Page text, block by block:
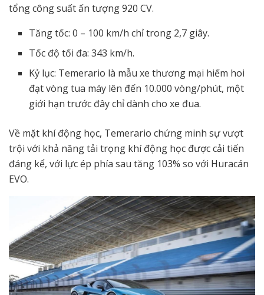
tổng công suất ấn tượng 920 CV.
Tăng tốc: 0 – 100 km/h chỉ trong 2,7 giây.
Tốc độ tối đa: 343 km/h.
Kỷ lục: Temerario là mẫu xe thương mại hiếm hoi
đạt vòng tua máy lên đến 10.000 vòng/phút, một
giới hạn trước đây chỉ dành cho xe đua.
Về mặt khí động học, Temerario chứng minh sự vượt
trội với khả năng tải trọng khí động học được cải tiến
đáng kể, với lực ép phía sau tăng 103% so với Huracán
EVO.